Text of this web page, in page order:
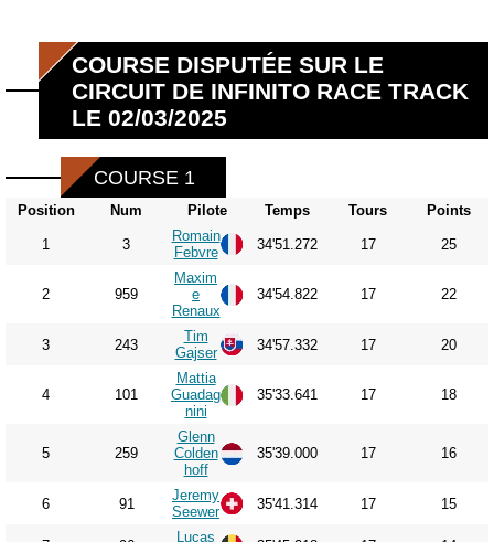
COURSE DISPUTÉE SUR LE
CIRCUIT DE INFINITO RACE TRACK
LE 02/03/2025
COURSE 1
Position Num Pilote Temps Tours Points
1 3
Romain
Febvre
34'51.272 17 25
2 959
Maxim
e
Renaux
34'54.822 17 22
3 243
Tim
Gajser
34'57.332 17 20
4 101
Mattia
Guadag
nini
35'33.641 17 18
5 259
Glenn
Colden
hoff
35'39.000 17 16
6 91
Jeremy
Seewer
35'41.314 17 15
Lucas